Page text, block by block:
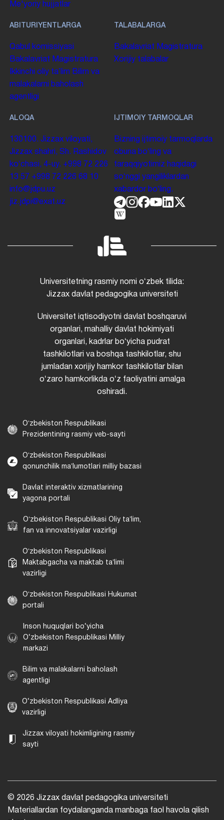
Me'yoriy hujjatlar
ABITURIYENTLARGA
Qabul komissiyasi
Bakalavriat Magistratura
Ikkinchi oliy taʼlim Bilim va
malakalarni baholash
agentligi
TALABALARGA
Bakalavriat Magistratura
Xorijiy talabalar
ALOQA
130100. Jizzax viloyati,
Jizzax shahri, Sh. Rashidov
koʻchasi, 4-uy. +998 72 226
13 57 +998 72 226 68 10
info@jdpu.uz
jiz.jdpi@exat.uz
IJTIMOIY TARMOQLAR
Bizning ijtimoiy tarmoqlarda
obuna boʻling va
taraqqiyotimiz haqidagi
soʻnggi yangiliklardan
xabardor boʻling.
Universitetning rasmiy nomi oʻzbek tilida:
Jizzax davlat pedagogika universiteti
Universitet iqtisodiyotni davlat boshqaruvi
organlari, mahalliy davlat hokimiyati
organlari, kadrlar boʻyicha pudrat
tashkilotlari va boshqa tashkilotlar, shu
jumladan xorijiy hamkor tashkilotlar bilan
oʻzaro hamkorlikda oʻz faoliyatini amalga
oshiradi.
Oʻzbekiston Respublikasi
Prezidentining rasmiy veb-sayti
Oʻzbekiston Respublikasi
qonunchilik maʼlumotlari milliy bazasi
Davlat interaktiv xizmatlarining
yagona portali
Oʻzbekiston Respublikasi Oliy taʼlim,
fan va innovatsiyalar vazirligi
Oʻzbekiston Respublikasi
Maktabgacha va maktab taʼlimi
vazirligi
Oʻzbekiston Respublikasi Hukumat
portali
Inson huquqlari bo‘yicha
O‘zbekiston Respublikasi Milliy
markazi
Bilim va malakalarni baholash
agentligi
O‘zbekiston Respublikasi Adliya
vazirligi
Jizzax viloyati hokimligining rasmiy
sayti
© 2026 Jizzax davlat pedagogika universiteti
Materiallardan foydalanganda manbaga faol havola qilish